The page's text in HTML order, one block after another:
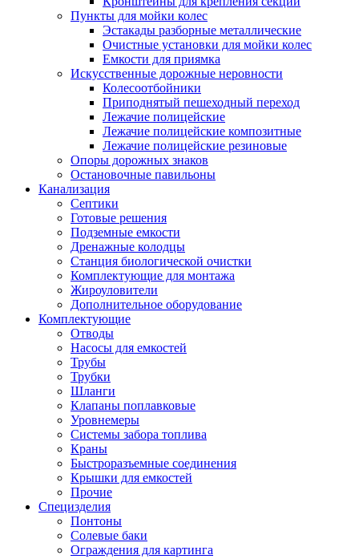
Пункты для мойки колес
Эстакады разборные металлические
Очистные установки для мойки колес
Емкости для приямка
Искусственные дорожные неровности
Колесоотбойники
Приподнятый пешеходный переход
Лежачие полицейские
Лежачие полицейские композитные
Лежачие полицейские резиновые
Опоры дорожных знаков
Остановочные павильоны
Канализация
Септики
Готовые решения
Подземные емкости
Дренажные колодцы
Станция биологической очистки
Комплектующие для монтажа
Жироуловители
Дополнительное оборудование
Комплектующие
Отводы
Насосы для емкостей
Трубы
Трубки
Шланги
Клапаны поплавковые
Уровнемеры
Системы забора топлива
Краны
Быстроразъемные соединения
Крышки для емкостей
Прочие
Специзделия
Понтоны
Солевые баки
Ограждения для картинга